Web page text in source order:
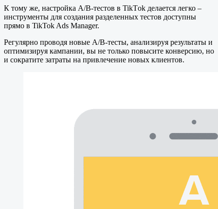
К тому же, настройка A/B-тестов в TikTоk делается легко –
инструменты для создания разделенных тестов доступны
прямо в TikTok Ads Manager.
Регулярно проводя новые A/B-тесты, анализируя результаты и
оптимизируя кампании, вы не только повысите конверсию, но
и сократите затраты на привлечение новых клиентов.